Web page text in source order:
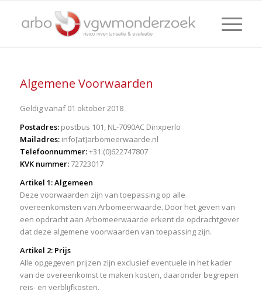
Algemene Voorwaarden
Geldig vanaf 01 oktober 2018
Postadres:postbus 101, NL-7090AC Dinxperlo
Mailadres:info[at]arbomeerwaarde.nl
Telefoonnummer:+31.(0)622747807
KVK nummer:72723017
Artikel 1: Algemeen
Deze voorwaarden zijn van toepassing op alle
overeenkomsten van Arbomeerwaarde. Door het geven van
een opdracht aan Arbomeerwaarde erkent de opdrachtgever
dat deze algemene voorwaarden van toepassing zijn.
Artikel 2: Prijs
Alle opgegeven prijzen zijn exclusief eventuele in het kader
van de overeenkomst te maken kosten, daaronder begrepen
reis- en verblijfkosten.